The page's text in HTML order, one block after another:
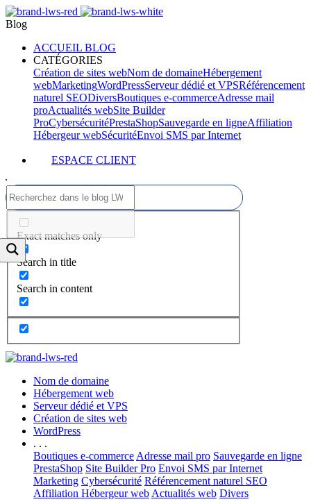
Blog
ACCUEIL BLOG
CATÉGORIES
Création de sites webNom de domaineHébergement
webMarketingWordPressServeur dédié et VPSRéférencement
naturel SEODiversBoutiques e-commerceAdresse mail
proActualités webSite Builder
ProCybersécuritéPrestaShopSauvegarde en ligneAffiliation
Hébergeur webSécuritéEnvoi SMS par Internet
ESPACE CLIENT
Exact matches only
Search in title
Search in content
Nom de domaine
Hébergement web
Serveur dédié et VPS
Création de sites web
WordPress
. . .
Boutiques e-commerce Adresse mail pro Sauvegarde en ligne
PrestaShop Site Builder Pro Envoi SMS par Internet
Marketing Cybersécurité Référencement naturel SEO
Affiliation Hébergeur web Actualités web Divers